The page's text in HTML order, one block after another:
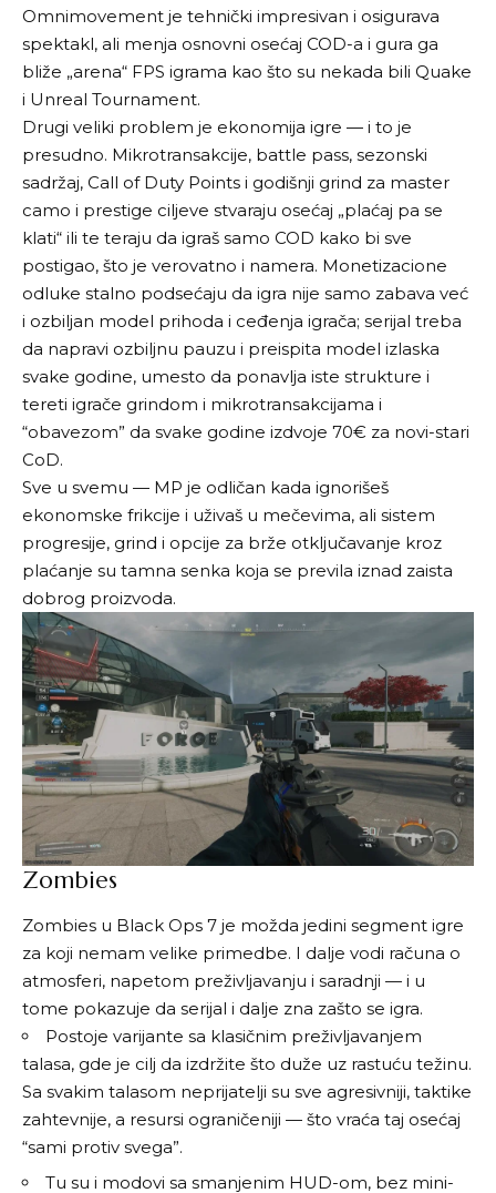
Omnimovement je tehnički impresivan i osigurava
spektakl, ali menja osnovni osećaj COD-a i gura ga
bliže „arena“ FPS igrama kao što su nekada bili Quake
i Unreal Tournament.
Drugi veliki problem je ekonomija igre — i to je
presudno. Mikrotransakcije, battle pass, sezonski
sadržaj, Call of Duty Points i godišnji grind za master
camo i prestige ciljeve stvaraju osećaj „plaćaj pa se
klati“ ili te teraju da igraš samo COD kako bi sve
postigao, što je verovatno i namera. Monetizacione
odluke stalno podsećaju da igra nije samo zabava već
i ozbiljan model prihoda i ceđenja igrača; serijal treba
da napravi ozbiljnu pauzu i preispita model izlaska
svake godine, umesto da ponavlja iste strukture i
tereti igrače grindom i mikrotransakcijama i
“obavezom” da svake godine izdvoje 70€ za novi-stari
CoD.
Sve u svemu — MP je odličan kada ignorišeš
ekonomske frikcije i uživaš u mečevima, ali sistem
progresije, grind i opcije za brže otključavanje kroz
plaćanje su tamna senka koja se previla iznad zaista
dobrog proizvoda.
Zombies
Zombies u Black Ops 7 je možda jedini segment igre
za koji nemam velike primedbe. I dalje vodi računa o
atmosferi, napetom preživljavanju i saradnji — i u
tome pokazuje da serijal i dalje zna zašto se igra.
Postoje varijante sa klasičnim preživljavanjem
talasa, gde je cilj da izdržite što duže uz rastuću težinu.
Sa svakim talasom neprijatelji su sve agresivniji, taktike
zahtevnije, a resursi ograničeniji — što vraća taj osećaj
“sami protiv svega”.
Tu su i modovi sa smanjenim HUD-om, bez mini-